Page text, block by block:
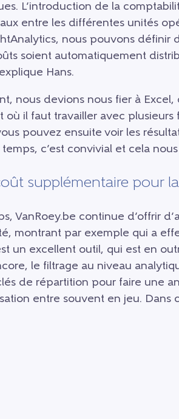
L’introduction de la
entre les différentes unités
nous pouvons
soient automatiquement
Hans.
nous devions nous fier à
où il faut travailler avec
pouvez ensuite voir les
c’est convivial et cela
supplémentaire pour
VanRoey.be continue d’offrir
montrant par exemple qui a
un excellent outil, qui est en
le filtrage au niveau
de répartition pour faire une
entre souvent en jeu. Dans